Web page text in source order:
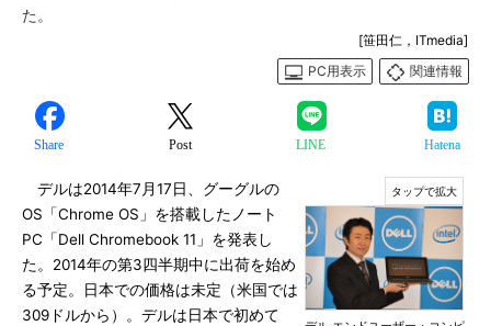
た。
[笹田仁，ITmedia]
PC用表示
関連情報
Share Post LINE Hatena
デルは2014年7月17日、グーグルの
OS「Chrome OS」を搭載したノート
PC「Dell Chromebook 11」を発表し
た。2014年の第3四半期中に出荷を始め
る予定。日本での価格は未定（米国では
309ドルから）。デルは日本で初めて